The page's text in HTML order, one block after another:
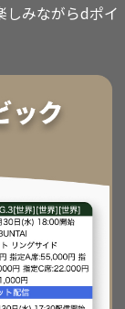
しみながらdポイ